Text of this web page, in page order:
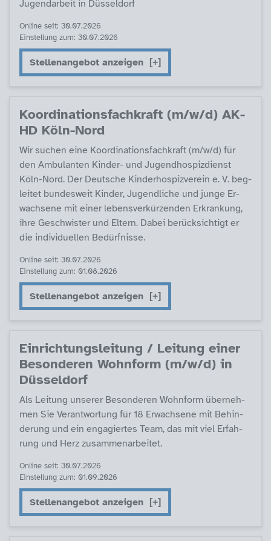
Ju­gend­ar­beit in Düs­sel­dorf
Online seit: 30.07.2026
Einstellung zum: 30.07.2026
Stellenangebot anzeigen
Ko­or­di­na­ti­ons­fach­kraft (m/w/d) AK­
HD Köln-Nord
Wir su­chen ei­ne Ko­or­di­na­ti­ons­fach­kraft (m/w/d) für
den Am­bu­lan­ten Kin­der- und Ju­gend­ho­spiz­di­enst
Köln-Nord. Der Deut­sche Kin­der­ho­spiz­ve­r­ein e. V. be­g­
lei­tet bun­des­weit Kin­der, Ju­gend­li­che und jun­ge Er­
wach­se­ne mit ei­ner le­bens­ver­kür­zen­den Er­kran­kung,
ih­re Ge­schwis­ter und El­tern. Da­bei be­rück­sich­tigt er
die in­di­vi­du­el­len Be­dürf­nis­se.
Online seit: 30.07.2026
Einstellung zum: 01.08.2026
Stellenangebot anzeigen
Ein­rich­tungs­lei­tung / Lei­tung ei­ner
Be­son­de­ren Wohn­form (m/w/d) in
Düs­sel­dorf
Als Lei­tung un­se­rer Be­son­de­ren Wohn­form über­neh­
men Sie Ver­ant­wor­tung für 18 Er­wach­se­ne mit Be­hin­
de­rung und ein en­ga­gier­tes Team, das mit viel Er­fah­
rung und Herz zu­sam­men­ar­bei­tet.
Online seit: 30.07.2026
Einstellung zum: 01.09.2026
Stellenangebot anzeigen